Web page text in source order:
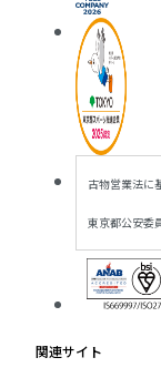
古物営業法に
東京都公安委
関連サイト